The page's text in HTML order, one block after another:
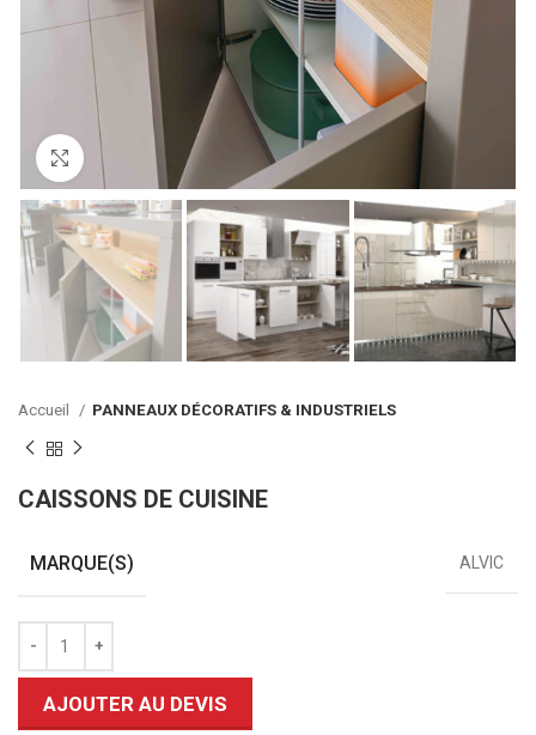
Click to enlarge
Accueil PANNEAUX DÉCORATIFS & INDUSTRIELS
CAISSONS DE CUISINE
MARQUE(S) ALVIC
AJOUTER AU DEVIS